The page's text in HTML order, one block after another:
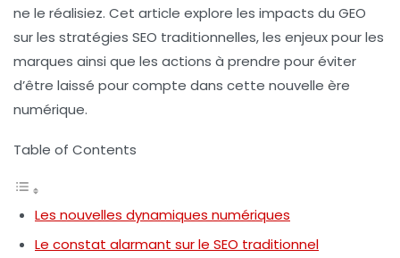
ne le réalisiez. Cet article explore les impacts du GEO
sur les stratégies SEO traditionnelles, les enjeux pour les
marques ainsi que les actions à prendre pour éviter
d’être laissé pour compte dans cette nouvelle ère
numérique.
Table of Contents
Les nouvelles dynamiques numériques
Le constat alarmant sur le SEO traditionnel